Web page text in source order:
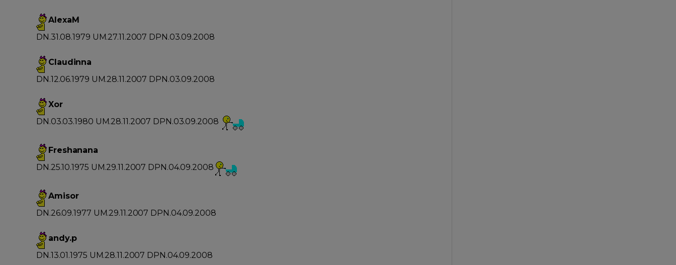
AlexaM
DN.31.08.1979 UM.27.11.2007 DPN.03.09.2008
Claudinna
DN.12.06.1979 UM.28.11.2007 DPN.03.09.2008
Xor
DN.03.03.1980 UM.28.11.2007 DPN.03.09.2008
Freshanana
DN.25.10.1975 UM.29.11.2007 DPN.04.09.2008
Amisor
DN.26.09.1977 UM.29.11.2007 DPN.04.09.2008
andy.p
DN.13.01.1975 UM.28.11.2007 DPN.04.09.2008